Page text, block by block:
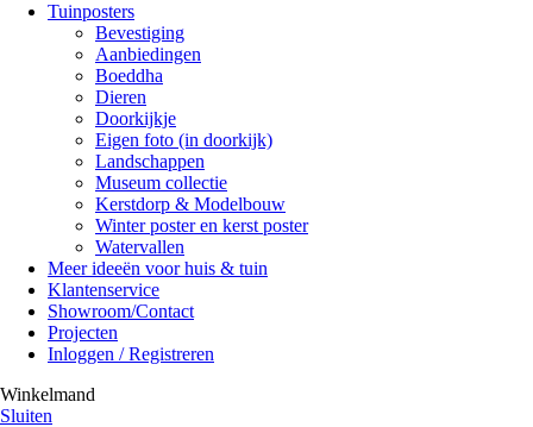
Tuinposters
Bevestiging
Aanbiedingen
Boeddha
Dieren
Doorkijkje
Eigen foto (in doorkijk)
Landschappen
Museum collectie
Kerstdorp & Modelbouw
Winter poster en kerst poster
Watervallen
Meer ideeën voor huis & tuin
Klantenservice
Showroom/Contact
Projecten
Inloggen / Registreren
Winkelmand
Sluiten